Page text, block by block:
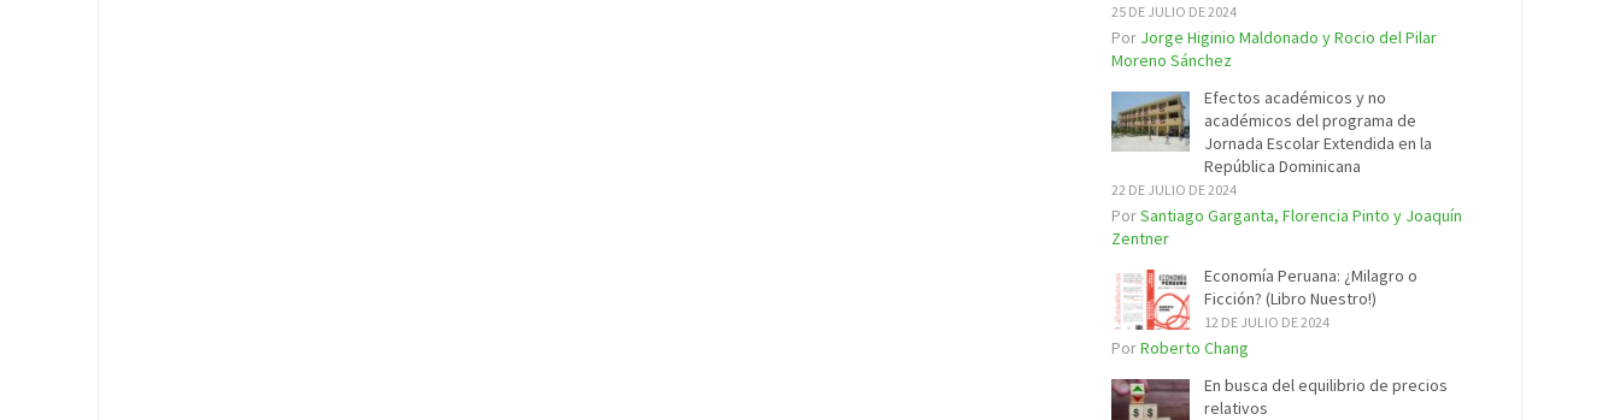
25 DE JULIO DE 2024
Por Jorge Higinio Maldonado y Rocio del Pilar
Moreno Sánchez
Efectos académicos y no
académicos del programa de
Jornada Escolar Extendida en la
República Dominicana
22 DE JULIO DE 2024
PorSantiago Garganta, Florencia Pinto y Joaquín
Zentner
Economía Peruana: ¿Milagro o
Ficción? (Libro Nuestro!)
12 DE JULIO DE 2024
PorRoberto Chang
En busca del equilibrio de precios
relativos